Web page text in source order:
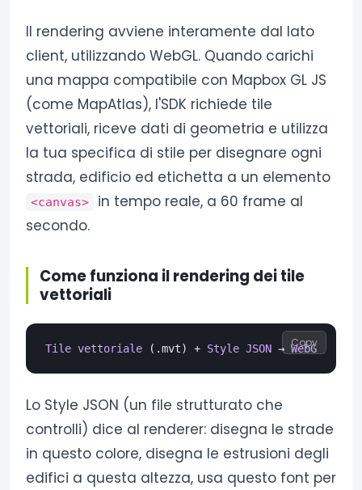
Il rendering avviene interamente dal lato
client, utilizzando WebGL. Quando carichi
una mappa compatibile con Mapbox GL JS
(come MapAtlas), l'SDK richiede tile
vettoriali, riceve dati di geometria e utilizza
la tua specifica di stile per disegnare ogni
strada, edificio ed etichetta a un elemento
<canvas>
in tempo reale, a 60 frame al
secondo.
Come funziona il rendering dei tile
vettoriali
Copy
Tile vettoriale (.mvt) + Style JSON → WebGL
Lo Style JSON (un file strutturato che
controlli) dice al renderer: disegna le strade
in questo colore, disegna le estrusioni degli
edifici a questa altezza, usa questo font per